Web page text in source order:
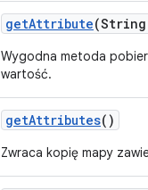
getAttribute
Wygodna metoda
wartość.
getAttributes()
Zwraca kopię mapy